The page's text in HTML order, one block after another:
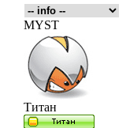
MYST
Титан